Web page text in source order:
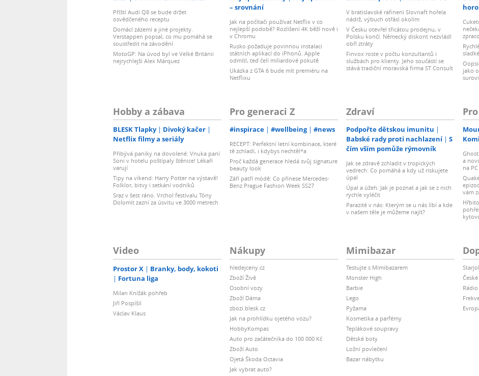
Příští Audi Q8 se bude držet
osvědčeného receptu
Domácí zázemí a jiné projekty.
Verstappen popsal, co mu pomáhá se
soustředit na závodění
MotoGP: Na úvod byl ve Velké Británii
nejrychlejší Alex Márquez
– srovnání
Jak na počítači používat Netflix v co
nejlepší podobě? Rozlišení 4K běží nově i
v Chromu
Rusko požaduje povinnou instalaci
státních aplikací do iPhonů. Apple
odmítl, teď čelí miliardové pokutě
Ukázka z GTA 6 bude mít premiéru na
Netflixu
V bratislavské rafinerii Slovnaft hořela
nádrž, výbuch otřásl okolím
V Česku otevřel třicátou prodejnu, v
Polsku končí. Německý diskont nezvládl
obří ztráty
Finvox roste v počtu konzultantů i
službách pro klienty. Jeho součástí se
stává tradiční moravská firma ST Consult
jako
Hobby a zábava
BLESK Tlapky
Divoký kačer
Netflix filmy a seriály
Přibývá paniky na dovolené: Vnuka paní
Soni v hotelu poštípaly štěnice! Lékaři
varují
Tipy na víkend: Harry Potter na výstavě!
Folklor, bitvy i setkání vodníků
Sraz v šest ráno. Vrchol festivalu Tóny
Dolomit zazní za úsvitu ve 3000 metrech
Pro generaci Z
#inspirace #wellbeing #news
RECEPT: Perfektní letní kombinace, které
tě zchladí, i kdybys nechtěl*a
Proč každá generace hledá svůj signature
beauty look
Září patří módě: Co přinese Mercedes-
Benz Prague Fashion Week SS27
Zdraví
Podpořte dětskou imunitu
Babské rady proti nachlazení
S
čím vším pomůže rýmovník
Jak se zdravě zchladit v tropických
vedrech: Co pomáhá a kdy už riskujete
úpal
Úpal a úžeh: Jak je poznat a jak se z nich
rychle vyléčit
Parazité v nás: Kterým se u nás líbí a kde
v našem těle je můžeme najít?
a
na
vám
Video
Prostor X
Branky, body, kokoti
Fortuna liga
Milan Knížák pohřeb
Jiří Pospíšil
Václav Klaus
Nákupy
hledejceny.cz
Zboží Živě
Osobní vozy
Zboží Dáma
zbozi.blesk.cz
Jak na prohlídku ojetého vozu?
HobbyKompas
Auto pro začátečníka do 100 000 Kč
Zboží Auto
Ojetá Škoda Octavia
Jak vybrat auto?
Mimibazar
Testujte s Mimibazarem
Monster High
Barbie
Lego
Pyžama
Kosmetika a parfémy
Teplákové soupravy
Dětské boty
Ložní povlečení
Bazar nábytku